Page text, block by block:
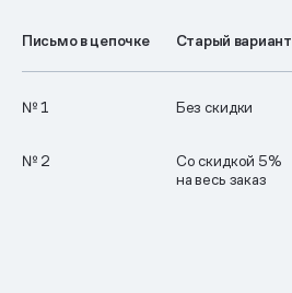
Письмо в цепочке Старый вариант
№ 1 Без скидки
№ 2
Со скидкой 5%
на весь заказ